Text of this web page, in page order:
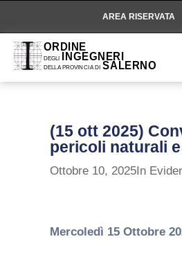
AREA RISERVATA
(15 ott 2025)
pericoli naturali
Ottobre 10, 2025In
Mercoledì 15 Ottobre